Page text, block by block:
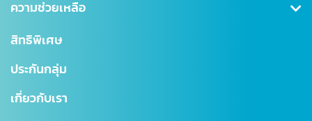
คุ้มครองอุบัติเหตุ
ประกันชีวิตควบการลงทุน
การเรียกร้องค่าสินไหม
การเปลี่ยนแปลงกรมธรรม์
Digital Healthcare Service
ข่าวสาร CSR
ความช่วยเหลือ
สำนักงานใหญ่
สาขาไทยสมุทร
สำนักงานตัวแทน
สิทธิพิเศษ
ประกันกลุ่ม
เกี่ยวกับเรา